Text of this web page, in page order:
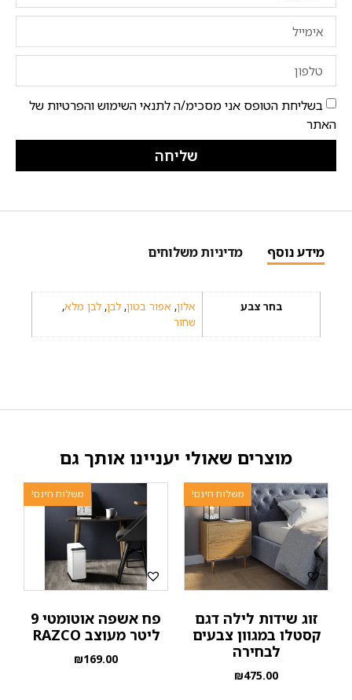
בשליחת הטופס אני מסכימ/ה לתנאי השימוש והפרטיות של
האתר
שליחה
מידע נוסף מדיניות משלוחים
בחר צבע אלון, אפור בטון, לבן, לבן מלא,
שחור
מוצרים שאולי יעניינו אותך גם
משלוח חינם!
זוג שידות לילה דגם
קסטלו במגוון צבעים
לבחירה
₪475.00
משלוח חינם!
פח אשפה אוטומטי 9
ליטר מעוצב RAZCO
₪169.00